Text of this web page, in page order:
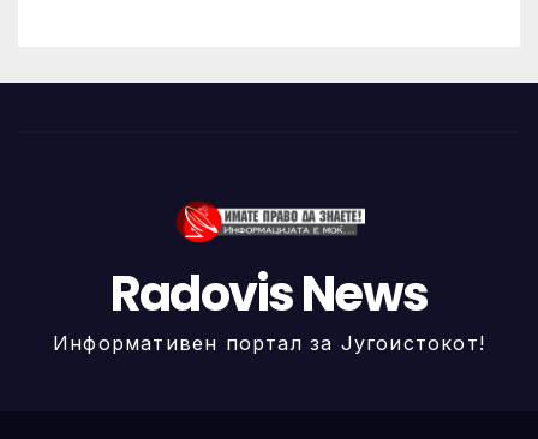
Radovis News
Информативен портал за Југоистокот!